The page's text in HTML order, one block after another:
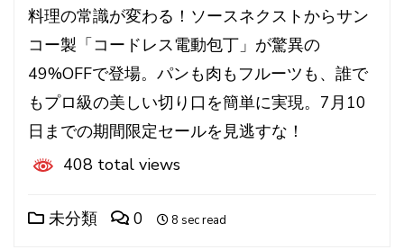
料理の常識が変わる！ソースネクストからサン
コー製「コードレス電動包丁」が驚異の
49%OFFで登場。パンも肉もフルーツも、誰で
もプロ級の美しい切り口を簡単に実現。7月10
日までの期間限定セールを見逃すな！
408 total views
未分類 0 8 sec read